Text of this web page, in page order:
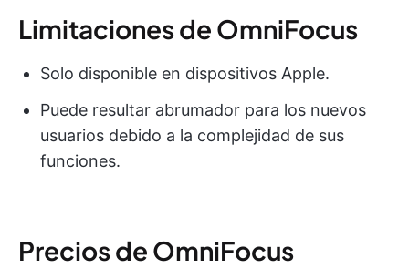
Limitaciones de OmniFocus
Solo disponible en dispositivos Apple.
Puede resultar abrumador para los nuevos
usuarios debido a la complejidad de sus
funciones.
Precios de OmniFocus